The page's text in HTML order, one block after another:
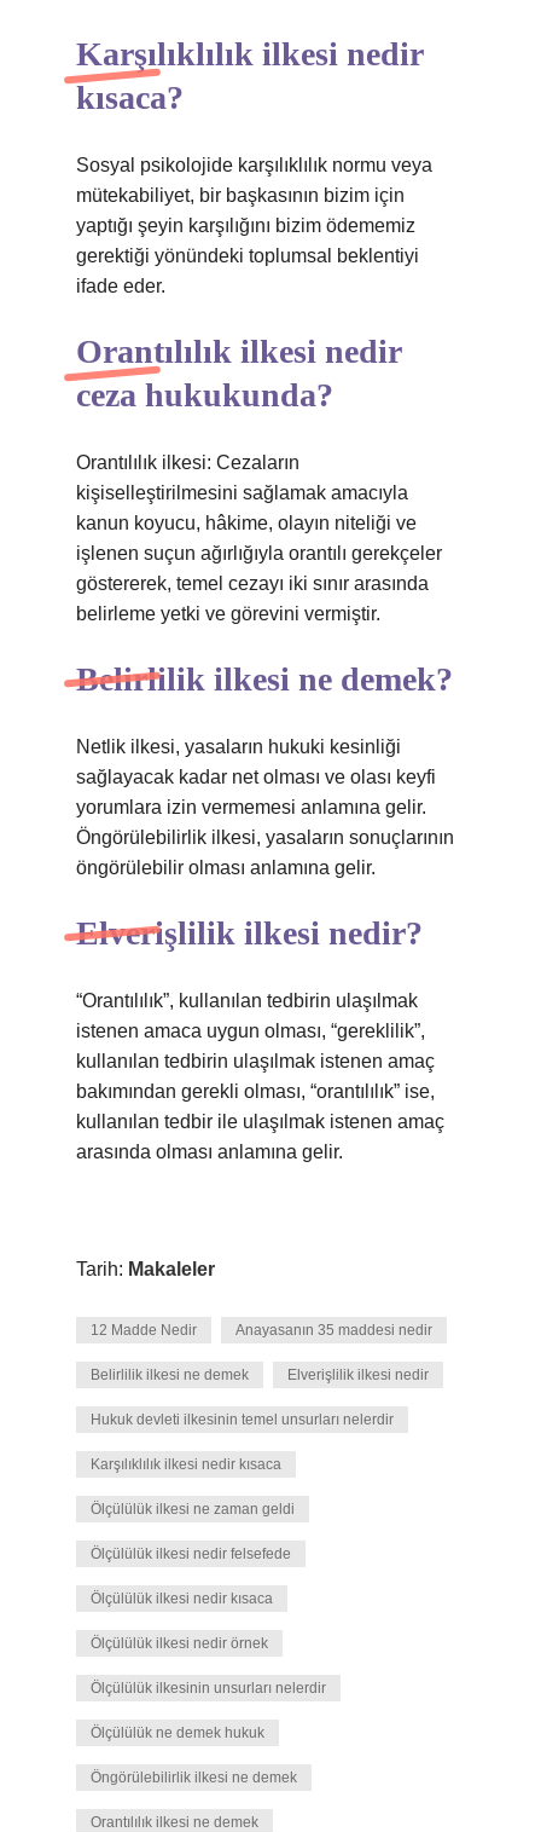
Karşılıklılık ilkesi nedir
kısaca?
Sosyal psikolojide karşılıklılık normu veya
mütekabiliyet, bir başkasının bizim için
yaptığı şeyin karşılığını bizim ödememiz
gerektiği yönündeki toplumsal beklentiyi
ifade eder.
Orantılılık ilkesi nedir
ceza hukukunda?
Orantılılık ilkesi: Cezaların
kişiselleştirilmesini sağlamak amacıyla
kanun koyucu, hâkime, olayın niteliği ve
işlenen suçun ağırlığıyla orantılı gerekçeler
göstererek, temel cezayı iki sınır arasında
belirleme yetki ve görevini vermiştir.
Belirlilik ilkesi ne demek?
Netlik ilkesi, yasaların hukuki kesinliği
sağlayacak kadar net olması ve olası keyfi
yorumlara izin vermemesi anlamına gelir.
Öngörülebilirlik ilkesi, yasaların sonuçlarının
öngörülebilir olması anlamına gelir.
Elverişlilik ilkesi nedir?
“Orantılılık”, kullanılan tedbirin ulaşılmak
istenen amaca uygun olması, “gereklilik”,
kullanılan tedbirin ulaşılmak istenen amaç
bakımından gerekli olması, “orantılılık” ise,
kullanılan tedbir ile ulaşılmak istenen amaç
arasında olması anlamına gelir.
Tarih: Makaleler
12 Madde Nedir Anayasanın 35 maddesi nedir
Belirlilik ilkesi ne demek Elverişlilik ilkesi nedir
Hukuk devleti ilkesinin temel unsurları nelerdir
Karşılıklılık ilkesi nedir kısaca
Ölçülülük ilkesi ne zaman geldi
Ölçülülük ilkesi nedir felsefede
Ölçülülük ilkesi nedir kısaca
Ölçülülük ilkesi nedir örnek
Ölçülülük ilkesinin unsurları nelerdir
Ölçülülük ne demek hukuk
Öngörülebilirlik ilkesi ne demek
Orantılılık ilkesi ne demek